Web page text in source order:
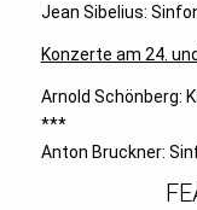
Jean Sibelius:
Konzerte am 24.
Arnold Schönberg:
***
Anton Bruckner: